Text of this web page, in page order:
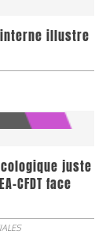
illustre
juste
CFDT face